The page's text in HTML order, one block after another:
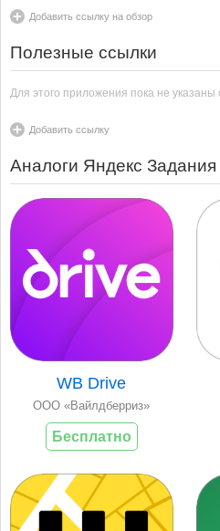
Добавить ссылку на обзор
Полезные ссылки
Для этого приложения пока не указаны
Добавить ссылку
Аналоги Яндекс Задания
WB Drive
ООО «Вайлдберриз»
Бесплатно